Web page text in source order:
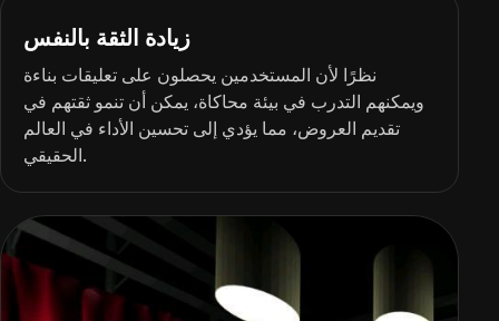
زيادة الثقة بالنفس
نظرًا لأن المستخدمين يحصلون على تعليقات بناءة
ويمكنهم التدرب في بيئة محاكاة، يمكن أن تنمو ثقتهم في
تقديم العروض، مما يؤدي إلى تحسين الأداء في العالم
الحقيقي.